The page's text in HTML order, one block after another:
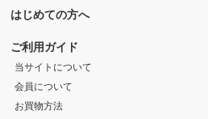
はじめての方へ
ご利用ガイド
当サイトについて
会員について
お買物方法